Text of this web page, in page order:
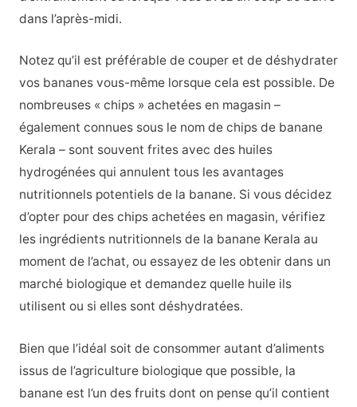
dans l’après-midi.
Notez qu’il est préférable de couper et de déshydrater
vos bananes vous-même lorsque cela est possible. De
nombreuses « chips » achetées en magasin –
également connues sous le nom de chips de banane
Kerala – sont souvent frites avec des huiles
hydrogénées qui annulent tous les avantages
nutritionnels potentiels de la banane. Si vous décidez
d’opter pour des chips achetées en magasin, vérifiez
les ingrédients nutritionnels de la banane Kerala au
moment de l’achat, ou essayez de les obtenir dans un
marché biologique et demandez quelle huile ils
utilisent ou si elles sont déshydratées.
Bien que l’idéal soit de consommer autant d’aliments
issus de l’agriculture biologique que possible, la
banane est l’un des fruits dont on pense qu’il contient